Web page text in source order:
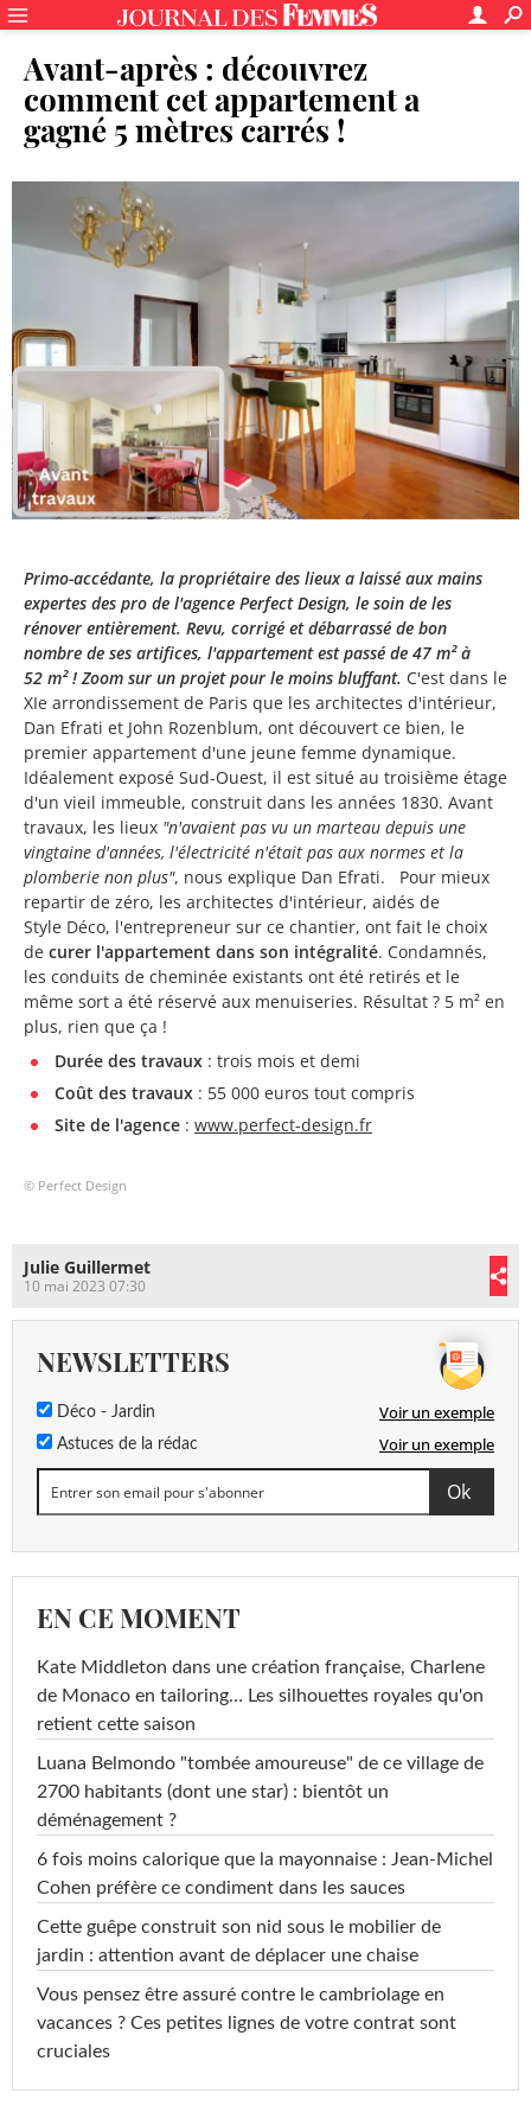
Avant-après : découvrez
comment cet appartement a
gagné 5 mètres carrés !
Primo-accédante, la propriétaire des lieux a laissé aux mains
expertes des pro de l'agence Perfect Design, le soin de les
rénover entièrement. Revu, corrigé et débarrassé de bon
nombre de ses artifices, l'appartement est passé de 47 m² à
52 m² ! Zoom sur un projet pour le moins bluffant. C'est dans le
XIe arrondissement de Paris que les architectes d'intérieur,
Dan Efrati et John Rozenblum, ont découvert ce bien, le
premier appartement d'une jeune femme dynamique.
Idéalement exposé Sud-Ouest, il est situé au troisième étage
d'un vieil immeuble, construit dans les années 1830. Avant
travaux, les lieux "n'avaient pas vu un marteau depuis une
vingtaine d'années, l'électricité n'était pas aux normes et la
plomberie non plus", nous explique Dan Efrati. Pour mieux
repartir de zéro, les architectes d'intérieur, aidés de
Style Déco, l'entrepreneur sur ce chantier, ont fait le choix
de curer l'appartement dans son intégralité. Condamnés,
les conduits de cheminée existants ont été retirés et le
même sort a été réservé aux menuiseries. Résultat ? 5 m² en
plus, rien que ça !
Durée des travaux : trois mois et demi
Coût des travaux : 55 000 euros tout compris
Site de l'agence : www.perfect-design.fr
© Perfect Design
Julie Guillermet
10 mai 2023 07:30
NEWSLETTERS
Déco - Jardin Voir un exemple
Astuces de la rédac Voir un exemple
EN CE MOMENT
Kate Middleton dans une création française, Charlene
de Monaco en tailoring… Les silhouettes royales qu'on
retient cette saison
Luana Belmondo "tombée amoureuse" de ce village de
2700 habitants (dont une star) : bientôt un
déménagement ?
6 fois moins calorique que la mayonnaise : Jean-Michel
Cohen préfère ce condiment dans les sauces
Cette guêpe construit son nid sous le mobilier de
jardin : attention avant de déplacer une chaise
Vous pensez être assuré contre le cambriolage en
vacances ? Ces petites lignes de votre contrat sont
cruciales